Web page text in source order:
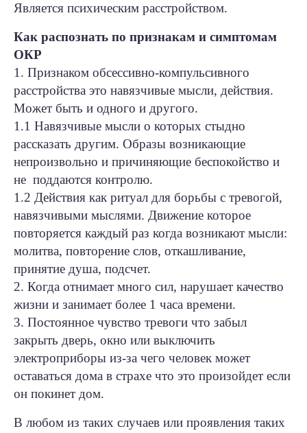
Является психическим расстройством.
Как распознать по признакам и симптомам
ОКР
1. Признаком обсессивно-компульсивного
расстройства это навязчивые мысли, действия.
Может быть и одного и другого.
1.1 Навязчивые мысли о которых стыдно
рассказать другим. Образы возникающие
непроизвольно и причиняющие беспокойство и
не поддаются контролю.
1.2 Действия как ритуал для борьбы с тревогой,
навязчивыми мыслями. Движение которое
повторяется каждый раз когда возникают мысли:
молитва, повторение слов, откашливание,
принятие душа, подсчет.
2. Когда отнимает много сил, нарушает качество
жизни и занимает более 1 часа времени.
3. Постоянное чувство тревоги что забыл
закрыть дверь, окно или выключить
электроприборы из-за чего человек может
оставаться дома в страхе что это произойдет если
он покинет дом.
В любом из таких случаев или проявления таких